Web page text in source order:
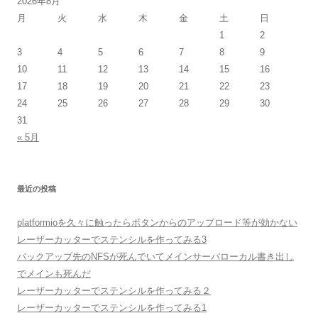
月
火 水 木 金 土
日
1
2
3
4 5 6 7 8
9
10
11 12 13 14 15
16
17
18 19 20 21 22
23
24
25 26 27 28 29
30
31
« 5月
最近の投稿
platformioを久々に触ったらボタンからのアップロード等が効かない
レーザーカッターでステンシルを作ってみる3
バックアップ先のNFSが死んでいてメインサーバローカル書き出し
でメインも死んだ
レーザーカッターでステンシルを作ってみる２
レーザーカッターでステンシルを作ってみる1